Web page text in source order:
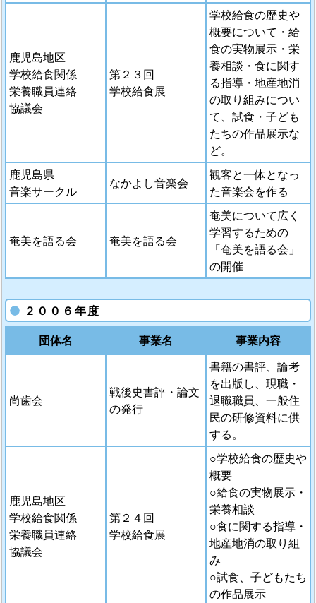
鹿児島地区
学校給食関係
栄養職員連絡
協議会
第２３回
学校給食展
学校給食の歴史や
概要について・給
食の実物展示・栄
養相談・食に関す
る指導・地産地消
の取り組みについ
て、試食・子ども
たちの作品展示な
ど。
鹿児島県
音楽サークル
なかよし音楽会
観客と一体となっ
た音楽会を作る
奄美を語る会 奄美を語る会
奄美について広く
学習するための
「奄美を語る会」
の開催
２００６年度
団体名
事業名 事業内容
尚歯会
戦後史書評・論文
の発行
書籍の書評、論考
を出版し、現職・
退職職員、一般住
民の研修資料に供
する。
鹿児島地区
学校給食関係
栄養職員連絡
協議会
第２４回
学校給食展
○学校給食の歴史や
概要
○給食の実物展示・
栄養相談
○食に関する指導・
地産地消の取り組
み
○試食、子どもたち
の作品展示